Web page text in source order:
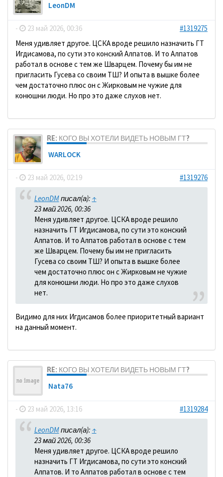
LeonDM
- 23 май 2026, 00:36
#1319275
Меня удивляет другое. ЦСКА вроде решило назначить ГТ
Игдисамова, по сути это конский Алпатов. И то Алпатов
работал в основе с тем же Шварцем. Почему бы им не
пригласить Гусева со своим ТШ? И опыта в вышке более
чем достаточно плюс он с Жирковым не чужие для
конюшни люди. Но про это даже слухов нет.
RE: КОГО ВЫ ХОТЕЛИ ВИДЕТЬ НОВЫМ ГТ?
WARLOCK
- 23 май 2026, 02:19 #1319276
LeonDMписал(а): ↑
23 май 2026, 00:36
Меня удивляет другое. ЦСКА вроде решило
назначить ГТ Игдисамова, по сути это конский
Алпатов. И то Алпатов работал в основе с тем
же Шварцем. Почему бы им не пригласить
Гусева со своим ТШ? И опыта в вышке более
чем достаточно плюс он с Жирковым не чужие
для конюшни люди. Но про это даже слухов
нет.
Видимо для них Игдисамов более приоритетный вариант
на данный момент.
RE: КОГО ВЫ ХОТЕЛИ ВИДЕТЬ НОВЫМ ГТ?
Nata76
- 23 май 2026, 13:16 #1319284
LeonDMписал(а): ↑
23 май 2026, 00:36
Меня удивляет другое. ЦСКА вроде решило
назначить ГТ Игдисамова, по сути это конский
Алпатов. И то Алпатов работал в основе с тем